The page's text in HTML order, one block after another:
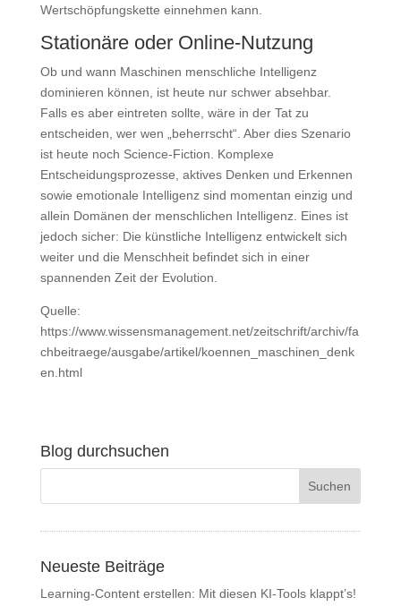
Wertschöpfungskette einnehmen kann.
Stationäre oder Online-Nutzung
Ob und wann Maschinen menschliche Intelligenz
dominieren können, ist heute nur schwer absehbar.
Falls es aber eintreten sollte, wäre in der Tat zu
entscheiden, wer wen „beherrscht“. Aber dies Szenario
ist heute noch Science-Fiction. Komplexe
Entscheidungsprozesse, aktives Denken und Erkennen
sowie emotionale Intelligenz sind momentan einzig und
allein Domänen der menschlichen Intelligenz. Eines ist
jedoch sicher: Die künstliche Intelligenz entwickelt sich
weiter und die Menschheit befindet sich in einer
spannenden Zeit der Evolution.
Quelle:
https://www.wissensmanagement.net/zeitschrift/archiv/fa
chbeitraege/ausgabe/artikel/koennen_maschinen_denk
en.html
Blog durchsuchen
Neueste Beiträge
Learning-Content erstellen: Mit diesen KI-Tools klappt’s!